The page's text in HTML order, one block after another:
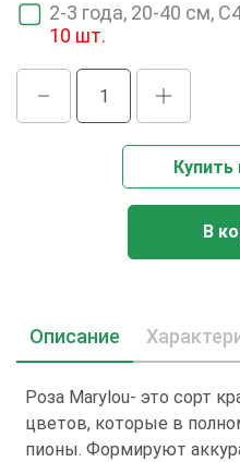
2-3 года, 20-40 см,
10 шт.
Купить
В
Описание
Роза Marylou- это сорт
цветов, которые в
пионы. Формируют